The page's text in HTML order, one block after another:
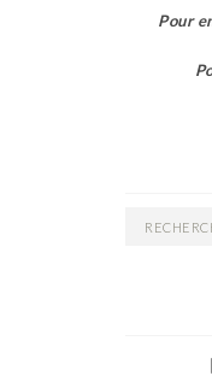
Pour
Rechercher :